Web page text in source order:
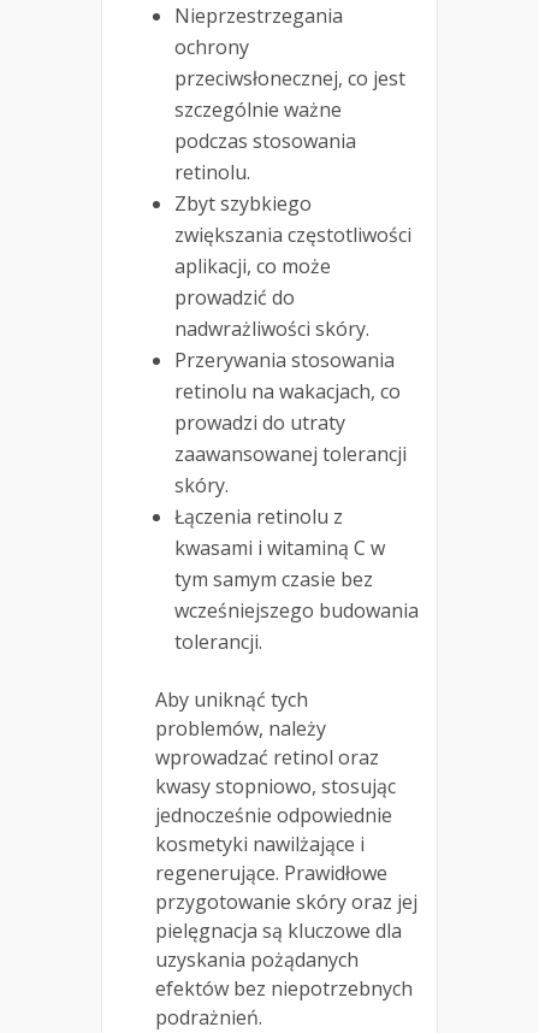
Nieprzestrzegania
ochrony
przeciwsłonecznej, co jest
szczególnie ważne
podczas stosowania
retinolu.
Zbyt szybkiego
zwiększania częstotliwości
aplikacji, co może
prowadzić do
nadwrażliwości skóry.
Przerywania stosowania
retinolu na wakacjach, co
prowadzi do utraty
zaawansowanej tolerancji
skóry.
Łączenia retinolu z
kwasami i witaminą C w
tym samym czasie bez
wcześniejszego budowania
tolerancji.
Aby uniknąć tych
problemów, należy
wprowadzać retinol oraz
kwasy stopniowo, stosując
jednocześnie odpowiednie
kosmetyki nawilżające i
regenerujące. Prawidłowe
przygotowanie skóry oraz jej
pielęgnacja są kluczowe dla
uzyskania pożądanych
efektów bez niepotrzebnych
podrażnień.